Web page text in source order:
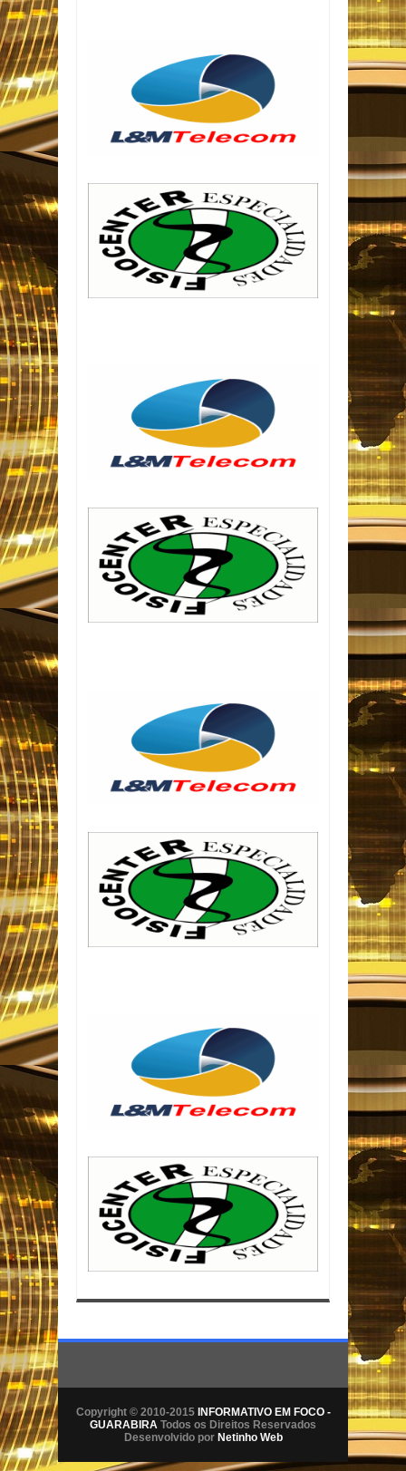
Copyright © 2010-2015 INFORMATIVO EM FOCO -
GUARABIRA Todos os Direitos Reservados
Desenvolvido por Netinho Web